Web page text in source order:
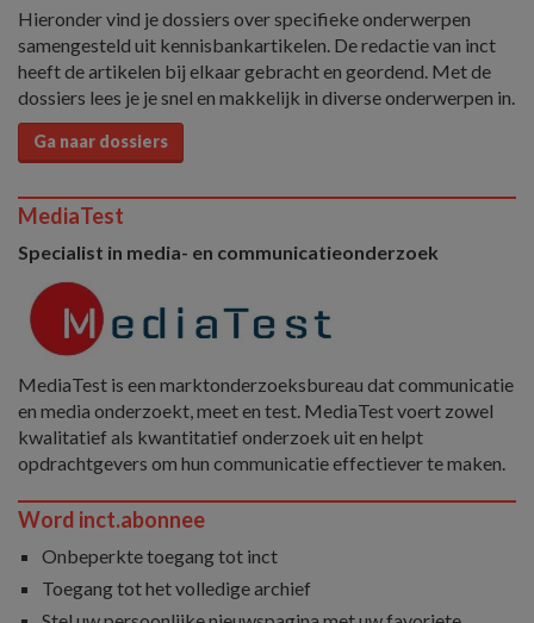
Hieronder vind je dossiers over specifieke onderwerpen
samengesteld uit kennisbankartikelen. De redactie van inct
heeft de artikelen bij elkaar gebracht en geordend. Met de
dossiers lees je je snel en makkelijk in diverse onderwerpen in.
Ga naar dossiers
MediaTest
Specialist in media- en communicatieonderzoek
MediaTest is een marktonderzoeksbureau dat communicatie
en media onderzoekt, meet en test. MediaTest voert zowel
kwalitatief als kwantitatief onderzoek uit en helpt
opdrachtgevers om hun communicatie effectiever te maken.
Word inct.abonnee
Onbeperkte toegang tot inct
Toegang tot het volledige archief